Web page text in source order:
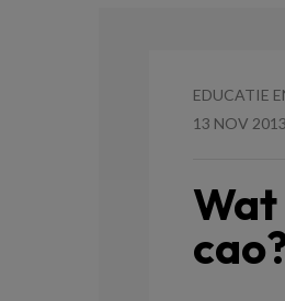
EDUCATIE
13 NOV 2013